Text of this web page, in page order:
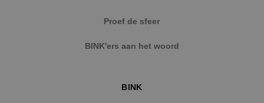
Proef de sfeer
BINK'ers aan het woord
BINK
Strikt noodzakelijke cookies maken de
website kan niet goed worden gebruikt zonder de